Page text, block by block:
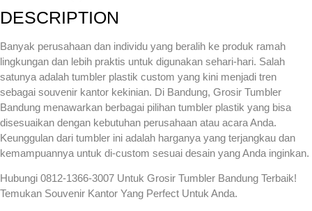
DESCRIPTION
Banyak perusahaan dan individu yang beralih ke produk ramah
lingkungan dan lebih praktis untuk digunakan sehari-hari. Salah
satunya adalah tumbler plastik custom yang kini menjadi tren
sebagai souvenir kantor kekinian. Di Bandung, Grosir Tumbler
Bandung menawarkan berbagai pilihan tumbler plastik yang bisa
disesuaikan dengan kebutuhan perusahaan atau acara Anda.
Keunggulan dari tumbler ini adalah harganya yang terjangkau dan
kemampuannya untuk di-custom sesuai desain yang Anda inginkan.
Hubungi 0812-1366-3007 Untuk Grosir Tumbler Bandung Terbaik!
Temukan Souvenir Kantor Yang Perfect Untuk Anda.